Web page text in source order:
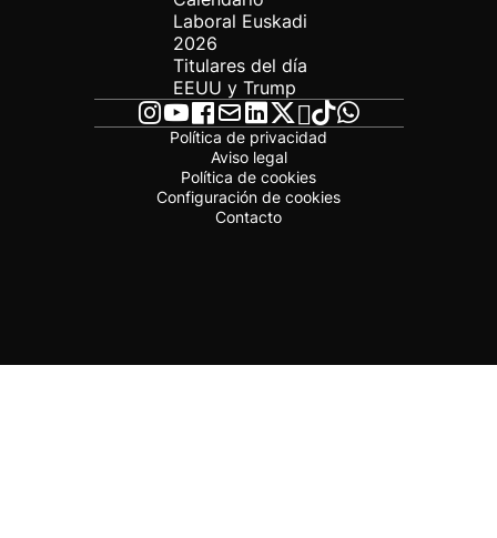
Laboral Euskadi
2026
Titulares del día
EEUU y Trump
Política de privacidad
Aviso legal
Política de cookies
Configuración de cookies
Contacto